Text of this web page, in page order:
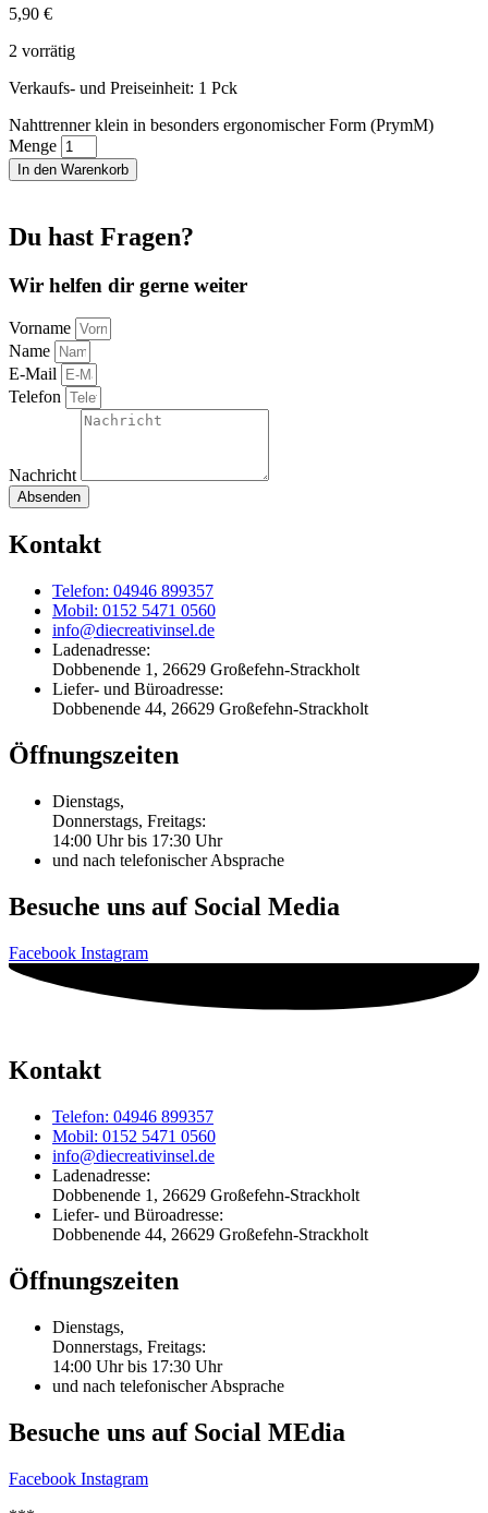
5,90 €
2 vorrätig
Verkaufs- und Preiseinheit: 1 Pck
Nahttrenner klein in besonders ergonomischer Form (PrymM)
Menge
In den Warenkorb
Du hast Fragen?
Wir helfen dir gerne weiter
Vorname
Name
E-Mail
Telefon
Nachricht
Absenden
Kontakt
Telefon: 04946 899357
Mobil: 0152 5471 0560
info@diecreativinsel.de
Ladenadresse:
Dobbenende 1, 26629 Großefehn-Strackholt
Liefer- und Büroadresse:
Dobbenende 44, 26629 Großefehn-Strackholt
Öffnungszeiten
Dienstags,
Donnerstags, Freitags:
14:00 Uhr bis 17:30 Uhr
und nach telefonischer Absprache
Besuche uns auf Social Media
Facebook Instagram
Kontakt
Telefon: 04946 899357
Mobil: 0152 5471 0560
info@diecreativinsel.de
Ladenadresse:
Dobbenende 1, 26629 Großefehn-Strackholt
Liefer- und Büroadresse:
Dobbenende 44, 26629 Großefehn-Strackholt
Öffnungszeiten
Dienstags,
Donnerstags, Freitags:
14:00 Uhr bis 17:30 Uhr
und nach telefonischer Absprache
Besuche uns auf Social MEdia
Facebook Instagram